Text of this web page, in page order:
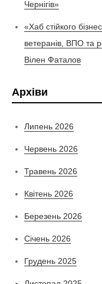
Чернігів»
«Хаб стійкого
ветеранів, ВПО та
Вілен Фаталов
Архіви
Липень 2026
Червень 2026
Травень 2026
Квітень 2026
Березень 2026
Січень 2026
Грудень 2025